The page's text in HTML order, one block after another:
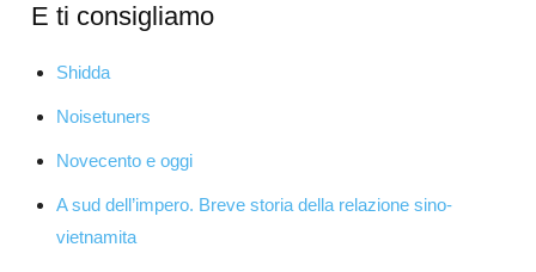
E ti consigliamo
Shidda
Noisetuners
Novecento e oggi
A sud dell’impero. Breve storia della relazione sino-
vietnamita